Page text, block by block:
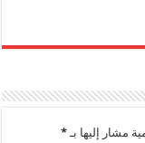
مشار إليها بـ*